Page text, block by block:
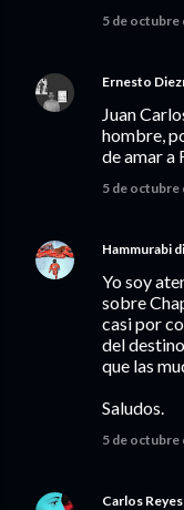
5 de octubre
Ernesto
Juan
hombre,
de amar a
5 de octubre
Hammurabi
Yo soy
sobre
casi por
del
que las
Saludos.
5 de octubre
Carlos Reyes